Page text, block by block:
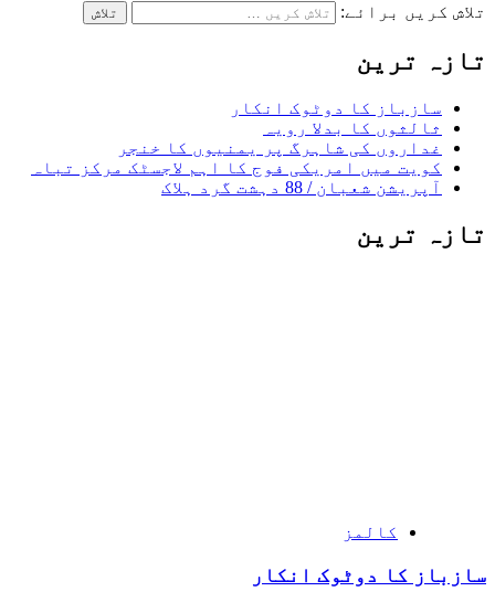
تلاش کریں برائے:
تازہ ترین
سازباز کا دوٹوک انکار
ثالثوں کا بدلا رویہ
غداروں کی شاہرگ پر یمنیوں کا خنجر
کویت میں امریکی فوج کا اہم لاجسٹک مرکز تباہ
آپریشن شعبان / 88 دہشت گرد ہلاک
تازہ ترین
کالمز
سازباز کا دوٹوک انکار